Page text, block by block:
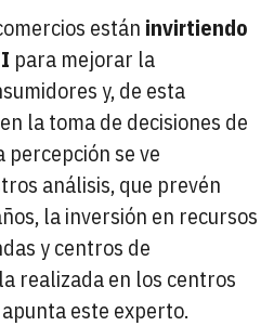
están invirtiendo
para mejorar la
y, de esta
la toma de decisiones de
percepción se ve
análisis, que prevén
la inversión en recursos
y centros de
realizada en los centros
este experto.